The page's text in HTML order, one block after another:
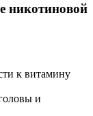
никотиновой
к витамину
и